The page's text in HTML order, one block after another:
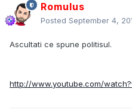
Romulus
Posted September 4,
Ascultati ce spune politisul.
http://www.youtube.com/